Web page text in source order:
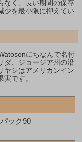
なく、長い期間の保存
少を最小限に抑えてい
にちなんで名付
ダ、ジョージア州の沿
ヤシはアメリカンイン
です。
ック90